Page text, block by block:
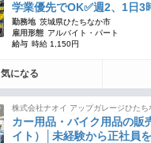
学業優先でOK✅週2、1日3
勤務地 茨城県ひたちなか市
雇用形態 アルバイト・パート
給与 時給 1,150円
気になる
株式会社ナオイ アップガレージひたち
カー用品・バイク用品の販
イト）│未経験から正社員